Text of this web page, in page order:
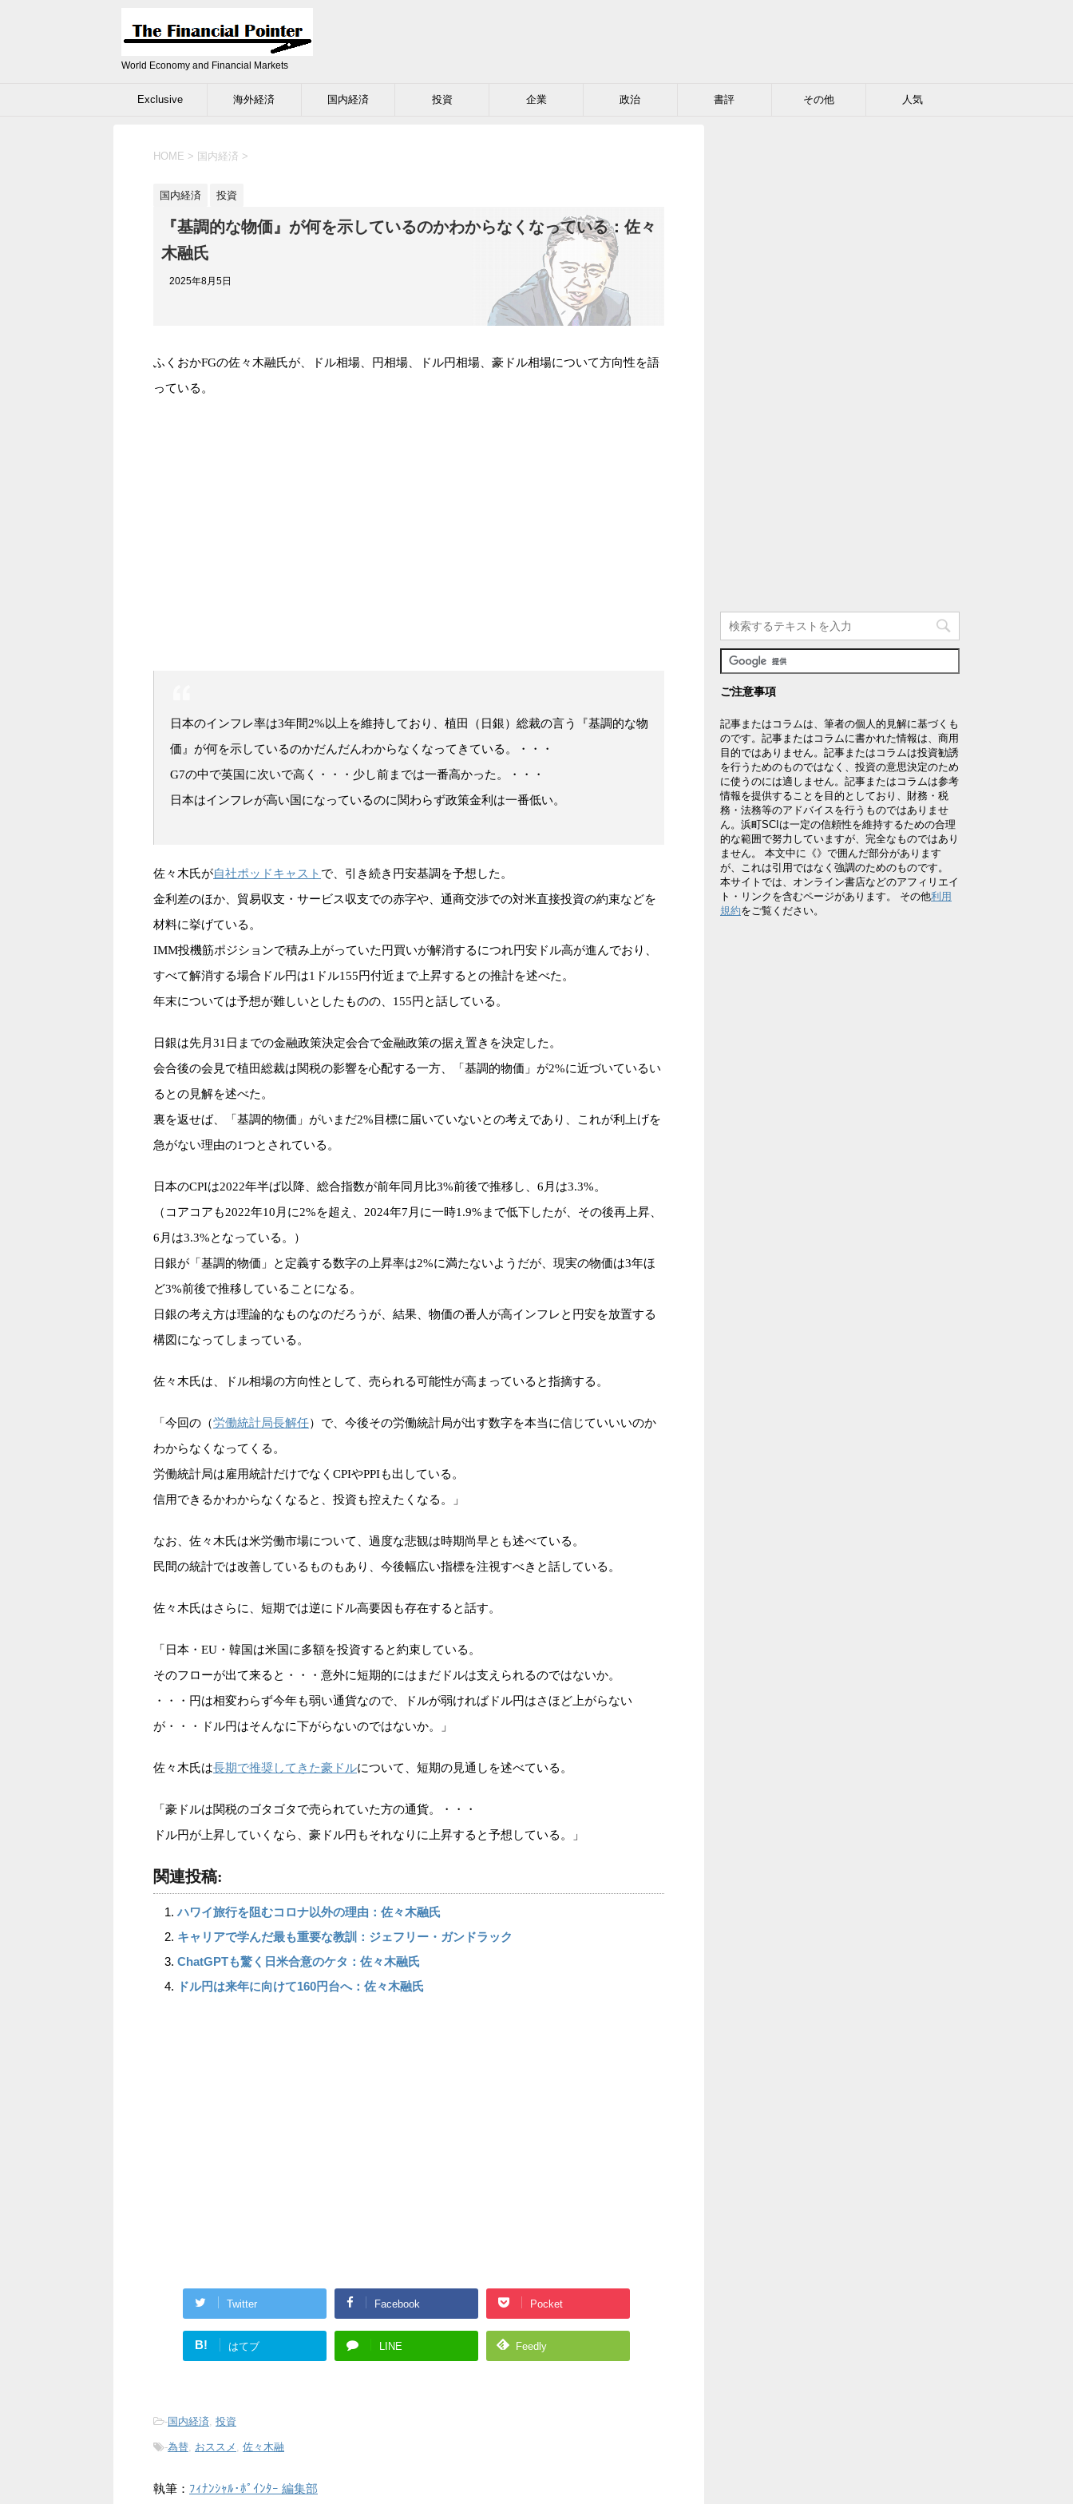
World Economy and Financial Markets
Exclusive 海外経済 国内経済 投資 企業 政治 書評 その他 人気
HOME > 国内経済 >
国内経済 投資
『基調的な物価』が何を示しているのかわからなくなっている：佐々
木融氏
2025年8月5日
ふくおかFGの佐々木融氏が、ドル相場、円相場、ドル円相場、豪ドル相場について方向性を語
っている。
日本のインフレ率は3年間2%以上を維持しており、植田（日銀）総裁の言う『基調的な物
価』が何を示しているのかだんだんわからなくなってきている。・・・
G7の中で英国に次いで高く・・・少し前までは一番高かった。・・・
日本はインフレが高い国になっているのに関わらず政策金利は一番低い。
佐々木氏が自社ポッドキャスト で、引き続き円安基調を予想した。
金利差のほか、貿易収支・サービス収支での赤字や、通商交渉での対米直接投資の約束などを
材料に挙げている。
IMM投機筋ポジションで積み上がっていた円買いが解消するにつれ円安ドル高が進んでおり、
すべて解消する場合ドル円は1ドル155円付近まで上昇するとの推計を述べた。
年末については予想が難しいとしたものの、155円と話している。
日銀は先月31日までの金融政策決定会合で金融政策の据え置きを決定した。
会合後の会見で植田総裁は関税の影響を心配する一方、「基調的物価」が2%に近づいているい
るとの見解を述べた。
裏を返せば、「基調的物価」がいまだ2%目標に届いていないとの考えであり、これが利上げを
急がない理由の1つとされている。
日本のCPIは2022年半ば以降、総合指数が前年同月比3%前後で推移し、6月は3.3%。
（コアコアも2022年10月に2%を超え、2024年7月に一時1.9%まで低下したが、その後再上昇、
6月は3.3%となっている。）
日銀が「基調的物価」と定義する数字の上昇率は2%に満たないようだが、現実の物価は3年ほ
ど3%前後で推移していることになる。
日銀の考え方は理論的なものなのだろうが、結果、物価の番人が高インフレと円安を放置する
構図になってしまっている。
佐々木氏は、ドル相場の方向性として、売られる可能性が高まっていると指摘する。
「今回の（労働統計局長解任）で、今後その労働統計局が出す数字を本当に信じていいいのか
わからなくなってくる。
労働統計局は雇用統計だけでなくCPIやPPIも出している。
信用できるかわからなくなると、投資も控えたくなる。」
なお、佐々木氏は米労働市場について、過度な悲観は時期尚早とも述べている。
民間の統計では改善しているものもあり、今後幅広い指標を注視すべきと話している。
佐々木氏はさらに、短期では逆にドル高要因も存在すると話す。
「日本・EU・韓国は米国に多額を投資すると約束している。
そのフローが出て来ると・・・意外に短期的にはまだドルは支えられるのではないか。
・・・円は相変わらず今年も弱い通貨なので、ドルが弱ければドル円はさほど上がらない
が・・・ドル円はそんなに下がらないのではないか。」
佐々木氏は長期で推奨してきた豪ドルについて、短期の見通しを述べている。
「豪ドルは関税のゴタゴタで売られていた方の通貨。・・・
ドル円が上昇していくなら、豪ドル円もそれなりに上昇すると予想している。」
関連投稿:
ハワイ旅行を阻むコロナ以外の理由：佐々木融氏
キャリアで学んだ最も重要な教訓：ジェフリー・ガンドラック
ChatGPTも驚く日米合意のケタ：佐々木融氏
ドル円は来年に向けて160円台へ：佐々木融氏
Twitter Facebook Pocket
B! はてブ LINE Feedly
-国内経済, 投資
-為替, おススメ , 佐々木融
執筆： ﾌｨﾅﾝｼｬﾙ･ﾎﾟｲﾝﾀｰ 編集部
ご注意事項
記事またはコラムは、筆者の個人的見解に基づくも
のです。記事またはコラムに書かれた情報は、商用
目的ではありません。記事またはコラムは投資勧誘
を行うためのものではなく、投資の意思決定のため
に使うのには適しません。記事またはコラムは参考
情報を提供することを目的としており、財務・税
務・法務等のアドバイスを行うものではありませ
ん。浜町SCIは一定の信頼性を維持するための合理
的な範囲で努力していますが、完全なものではあり
ません。 本文中に《》で囲んだ部分があります
が、これは引用ではなく強調のためのものです。
本サイトでは、オンライン書店などのアフィリエイ
ト・リンクを含むページがあります。 その他利用
規約をご覧ください。